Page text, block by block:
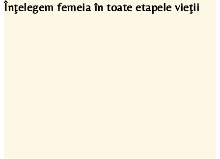
Înţelegem femeia în toate etapele vieţii